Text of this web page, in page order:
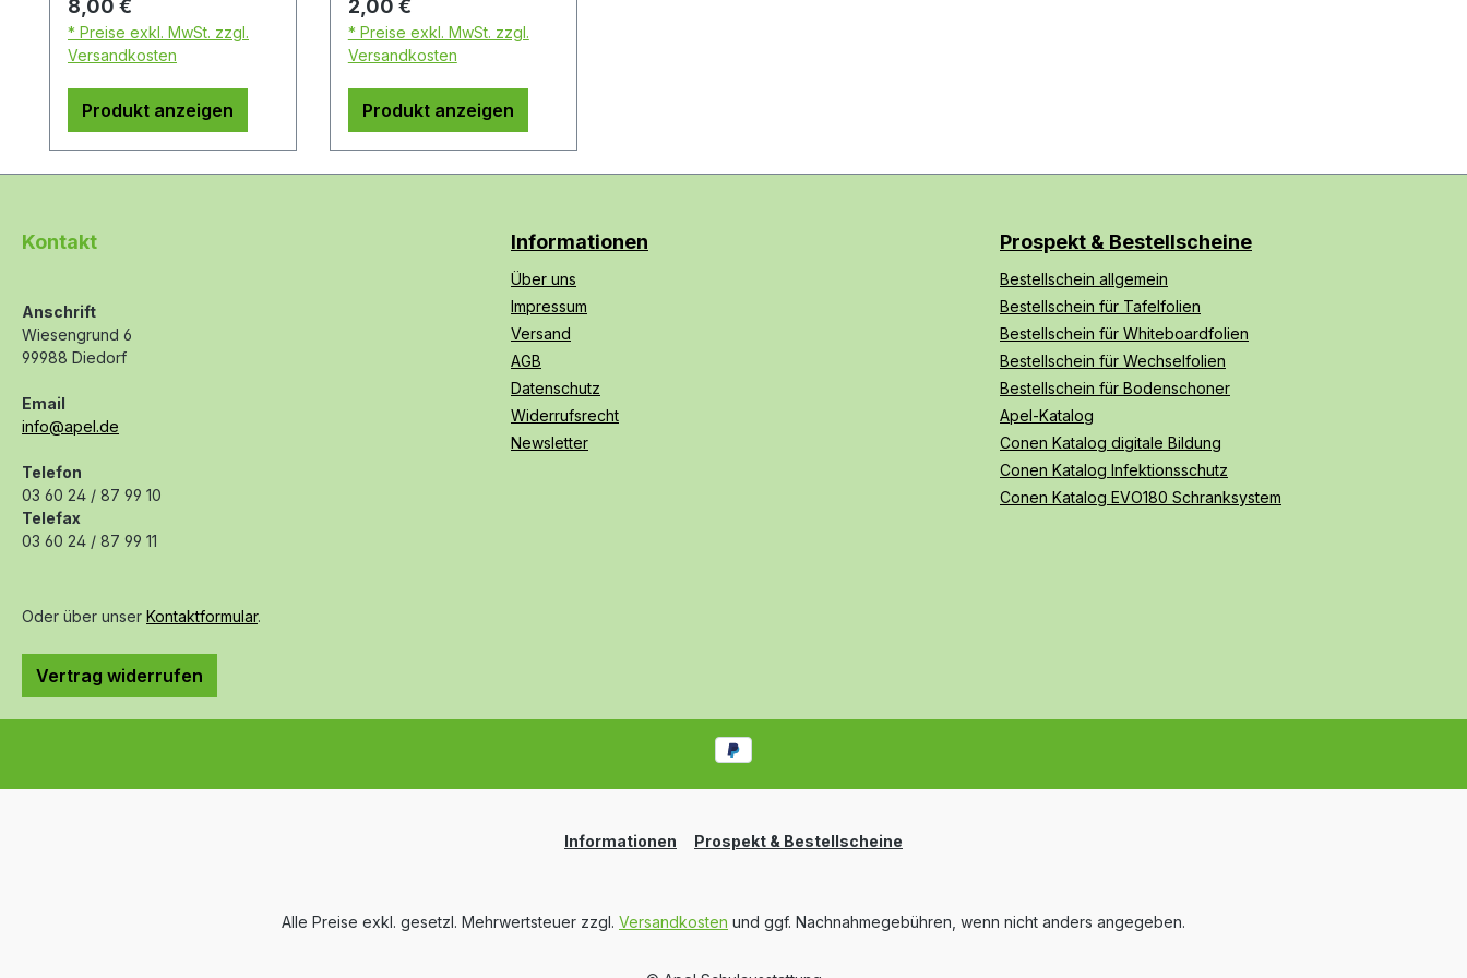
8,00 €
* Preise exkl. MwSt. zzgl.
Versandkosten
Produkt anzeigen
2,00 €
* Preise exkl. MwSt. zzgl.
Versandkosten
Produkt anzeigen
Kontakt
Anschrift
Wiesengrund 6
99988 Diedorf
Email
info@apel.de
Telefon
03 60 24 / 87 99 10
Telefax
03 60 24 / 87 99 11
Oder über unser Kontaktformular.
Vertrag widerrufen
Informationen
Über uns
Impressum
Versand
AGB
Datenschutz
Widerrufsrecht
Newsletter
Prospekt & Bestellscheine
Bestellschein allgemein
Bestellschein für Tafelfolien
Bestellschein für Whiteboardfolien
Bestellschein für Wechselfolien
Bestellschein für Bodenschoner
Apel-Katalog
Conen Katalog digitale Bildung
Conen Katalog Infektionsschutz
Conen Katalog EVO180 Schranksystem
Informationen Prospekt & Bestellscheine
Alle Preise exkl. gesetzl. Mehrwertsteuer zzgl. Versandkosten und ggf. Nachnahmegebühren, wenn nicht anders angegeben.